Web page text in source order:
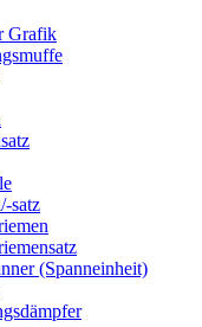
Grafik
satz
(Spanneinheit)